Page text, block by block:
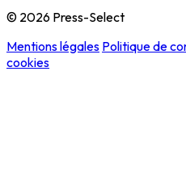
© 2026 Press-Select
Mentions légales Politique de
cookies